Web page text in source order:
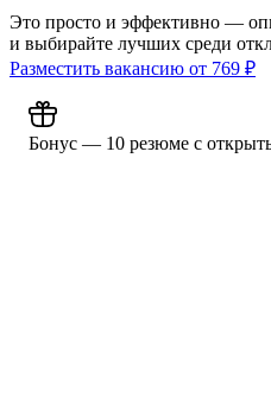
Это просто и эффективно —
и выбирайте лучших среди
Разместить вакансию от 769 ₽
Бонус — 10 резюме с